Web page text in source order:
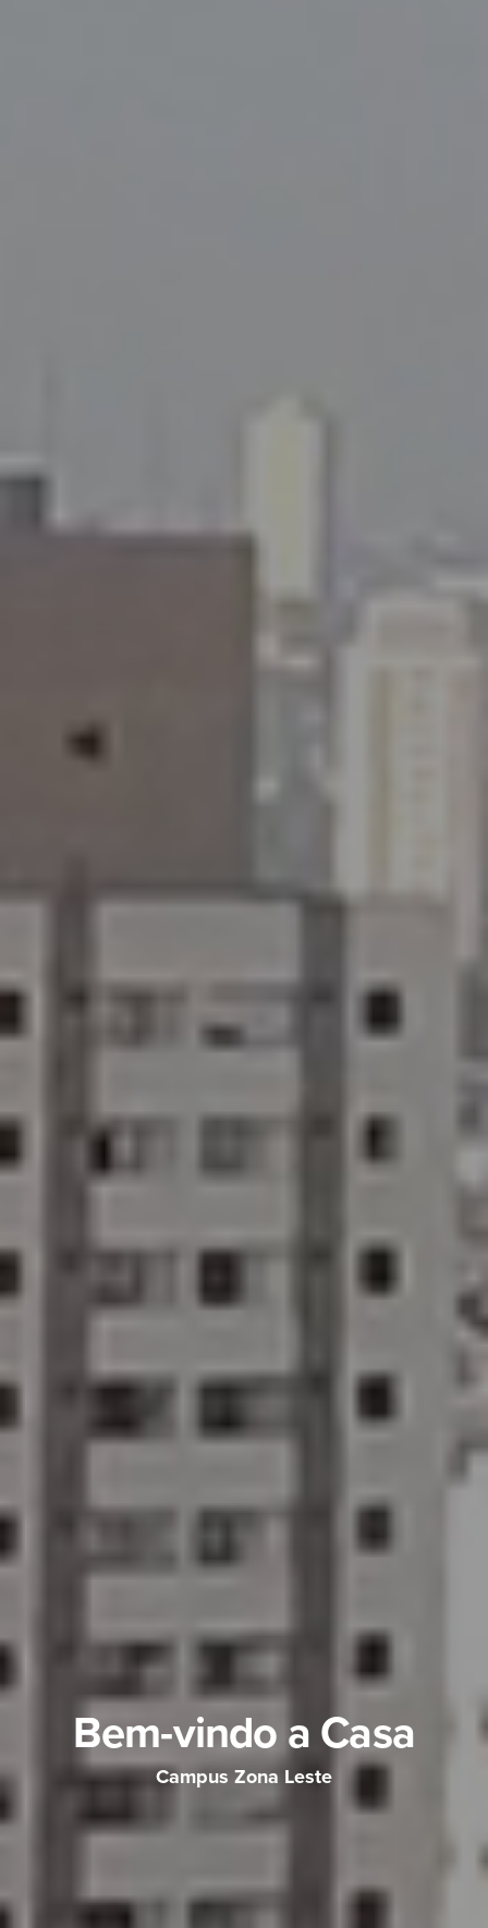
Bem-vindo a Casa
Campus Zona Leste